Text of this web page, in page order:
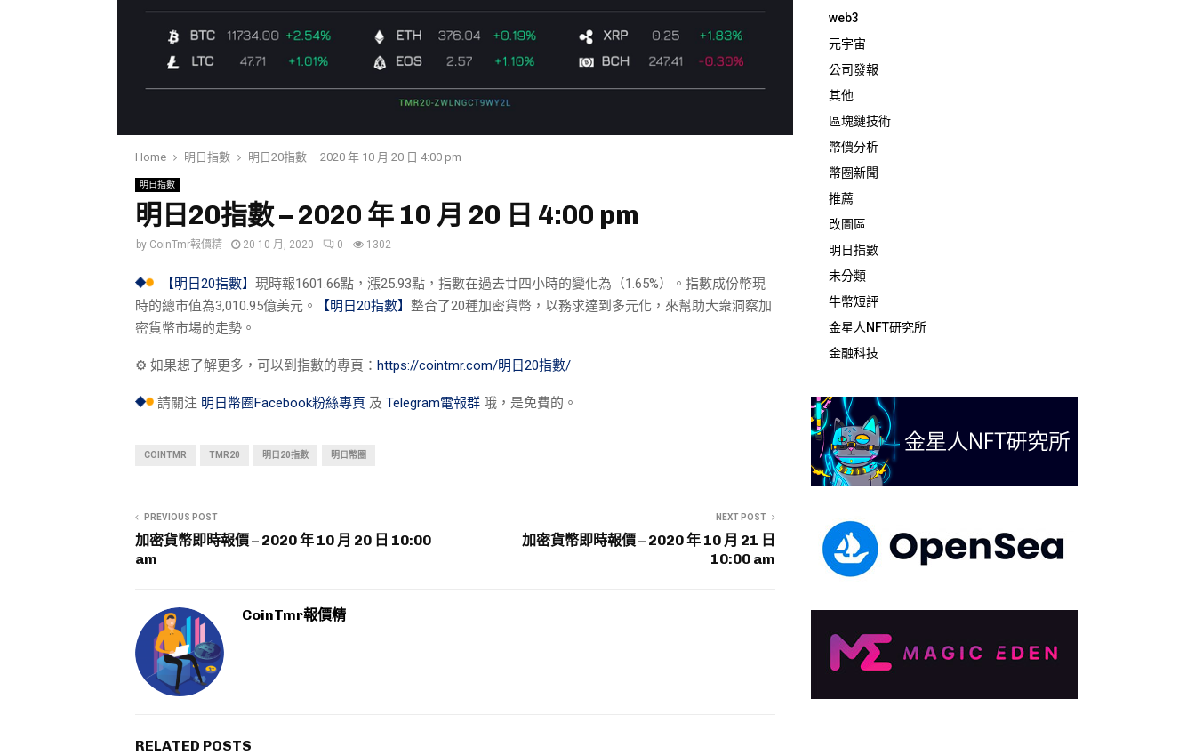
Home 明日指數 明日20指數 – 2020 年 10 月 20 日 4:00 pm
明日指數
明日20指數 – 2020 年 10 月 20 日 4:00 pm
by CoinTmr報價精 20 10 月, 2020 0 1302
【明日20指數】 現時報1601.66點，漲25.93點，指數在過去廿四小時的變化為（1.65%）。指數成份幣現
時的總市值為3,010.95億美元。
【明日20指數】 整合了20種加密貨幣，以務求達到多元化，來幫助大衆洞察加
密貨幣市場的走勢。
⚙︎ 如果想了解更多，可以到指數的專頁： https://cointmr.com/明日20指數/
請關注 明日幣圈Facebook粉絲專頁 及 Telegram電報群 哦，是免費的。
COINTMR TMR20 明日20指數 明日幣圈
PREVIOUS POST
加密貨幣即時報價 – 2020 年 10 月 20 日 10:00
am
NEXT POST
加密貨幣即時報價 – 2020 年 10 月 21 日
10:00 am
CoinTmr報價精
RELATED POSTS
web3
元宇宙
公司發報
其他
區塊鏈技術
幣價分析
幣圈新聞
推薦
改圖區
明日指數
未分類
牛幣短評
金星人NFT研究所
金融科技